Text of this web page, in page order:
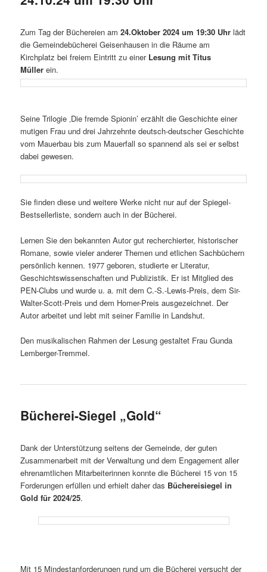
Zum Tag der Büchereien am24.Oktober 2024 um 19:30 Uhr lädt
die Gemeindebücherei Geisenhausen in die Räume am
Kirchplatz bei freiem Eintritt zu einer Lesung mit Titus
Müller ein.
Seine Trilogie ‚Die fremde Spionin’ erzählt die Geschichte einer
mutigen Frau und drei Jahrzehnte deutsch-deutscher Geschichte
vom Mauerbau bis zum Mauerfall so spannend als sei er selbst
dabei gewesen.
Sie finden diese und weitere Werke nicht nur auf der Spiegel-
Bestsellerliste, sondern auch in der Bücherei.
Lernen Sie den bekannten Autor gut recherchierter, historischer
Romane, sowie vieler anderer Themen und etlichen Sachbüchern
persönlich kennen. 1977 geboren, studierte er Literatur,
Geschichtswissenschaften und Publizistik. Er ist Mitglied des
PEN-Clubs und wurde u. a. mit dem C.-S.-Lewis-Preis, dem Sir-
Walter-Scott-Preis und dem Homer-Preis ausgezeichnet. Der
Autor arbeitet und lebt mit seiner Familie in Landshut.
Den musikalischen Rahmen der Lesung gestaltet Frau Gunda
Lemberger-Tremmel.
Bücherei-Siegel „Gold“
Dank der Unterstützung seitens der Gemeinde, der guten
Zusammenarbeit mit der Verwaltung und dem Engagement aller
ehrenamtlichen Mitarbeiterinnen konnte die Bücherei 15 von 15
Forderungen erfüllen und erhielt daher das Büchereisiegel in
Gold für 2024/25.
Mit 15 Mindestanforderungen rund um die Bücherei versucht der